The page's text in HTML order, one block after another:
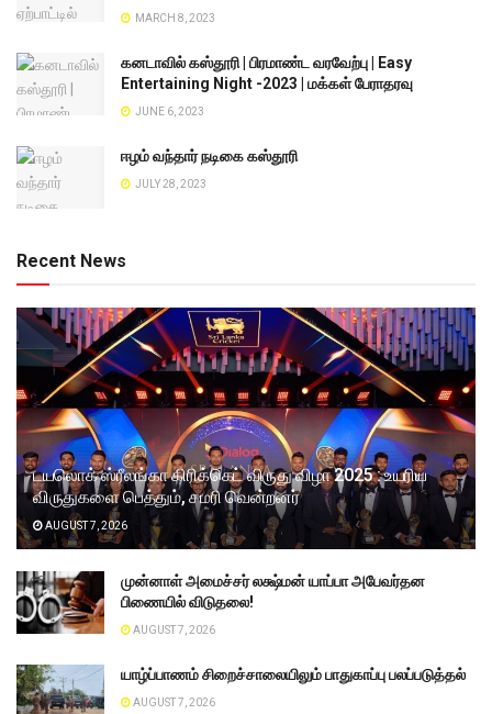
MARCH 8, 2023
கனடாவில் கஸ்தூரி | பிரமாண்ட வரவேற்பு | Easy
Entertaining Night -2023 | மக்கள் பேராதரவு
JUNE 6, 2023
ஈழம் வந்தார் நடிகை கஸ்தூரி
JULY 28, 2023
Recent News
டயலொக் ஸ்ரீலங்கா கிரிக்கெட் விருது விழா 2025 : உயரிய
விருதுகளை பெத்தும், சமரி வென்றனர்
AUGUST 7, 2026
முன்னாள் அமைச்சர் லக்ஷ்மன் யாப்பா அபேவர்தன
பிணையில் விடுதலை!
AUGUST 7, 2026
யாழ்ப்பாணம் சிறைச்சாலையிலும் பாதுகாப்பு பலப்படுத்தல்
AUGUST 7, 2026